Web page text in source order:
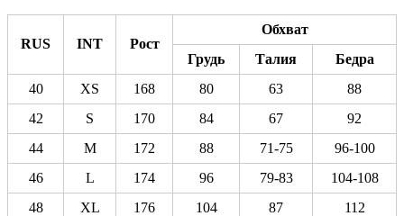
RUS INT Рост
Обхват
Грудь
Талия
Бедра
40
XS 168 80 63
88
42
S 170 84 67
92
44
M 172 88 71-75
96-100
46
L 174 96 79-83
104-108
48
XL 176 104 87
112